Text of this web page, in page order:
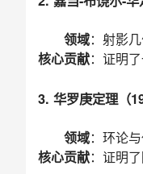
领域：射影
核心贡献：证明
3. 华罗庚定理（
领域：环论
核心贡献：证明